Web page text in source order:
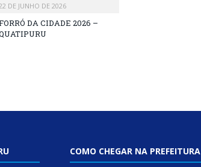
DE JUNHO DE 2026
DA CIDADE 2026 –
COMO CHEGAR NA PREFEITURA